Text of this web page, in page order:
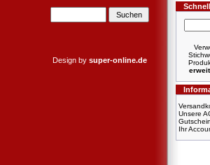
Design by super-online.de
Unsere
Ihr